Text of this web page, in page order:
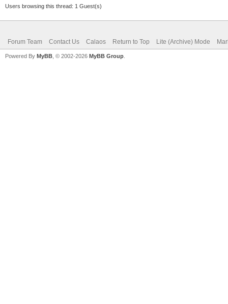
Users browsing this thread: 1 Guest(s)
Forum Team Contact Us Calaos Return to Top Lite (Archive) Mode
Powered By MyBB , © 2002-2026 MyBB Group